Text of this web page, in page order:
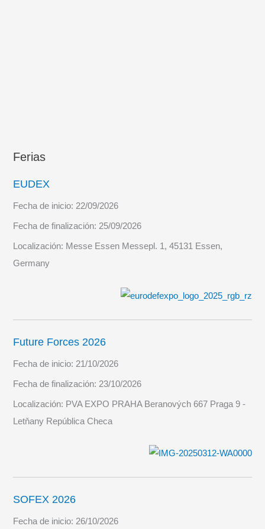
Ferias
EUDEX
Fecha de inicio: 22/09/2026
Fecha de finalización: 25/09/2026
Localización: Messe Essen Messepl. 1, 45131 Essen,
Germany
Future Forces 2026
Fecha de inicio: 21/10/2026
Fecha de finalización: 23/10/2026
Localización: PVA EXPO PRAHA Beranových 667 Praga 9 -
Letňany República Checa
SOFEX 2026
Fecha de inicio:26/10/2026